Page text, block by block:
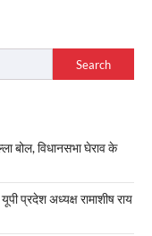
Search
बोल, विधानसभा घेराव के
प्रदेश अध्यक्ष रामाशीष राय